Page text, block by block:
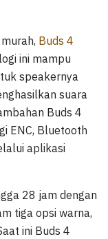
Buds 4
ini mampu
speakernya
suara
Buds 4
ENC, Bluetooth
aplikasi
28 jam dengan
tiga opsi warna,
ini Buds 4